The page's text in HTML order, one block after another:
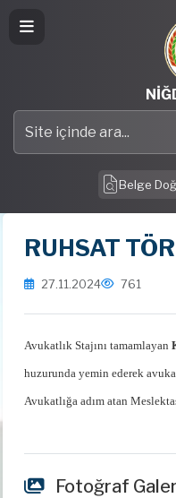
Site içinde ara
Belge
RUHSAT
27.11.2024 761
Avukatlık Stajını tamamlayan
huzurunda yemin ederek a
Avukatlığa adım atan
Fotoğraf